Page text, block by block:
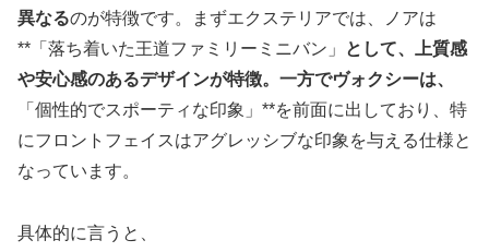
異なるのが特徴です。まずエクステリアでは、ノアは
**「落ち着いた王道ファミリーミニバン」
として、上質感
や安心感のあるデザインが特徴。一方でヴォクシーは、
「個性的でスポーティな印象」**を前面に出しており、特
にフロントフェイスはアグレッシブな印象を与える仕様と
なっています。
具体的に言うと、